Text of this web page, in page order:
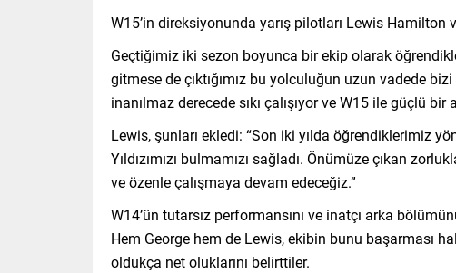
W15’in direksiyonunda yarış pilotları Lewis Hamilton
Geçtiğimiz iki sezon boyunca bir ekip olarak
gitmese de çıktığımız bu yolculuğun uzun vadede
inanılmaz derecede sıkı çalışıyor ve W15 ile güçlü
Lewis, şunları ekledi: “Son iki yılda öğrendiklerimiz
Yıldızımızı bulmamızı sağladı. Önümüze çıkan
ve özenle çalışmaya devam edeceğiz.”
W14’ün tutarsız performansını ve inatçı arka
Hem George hem de Lewis, ekibin bunu başarması
oldukça net oluklarını belirttiler.